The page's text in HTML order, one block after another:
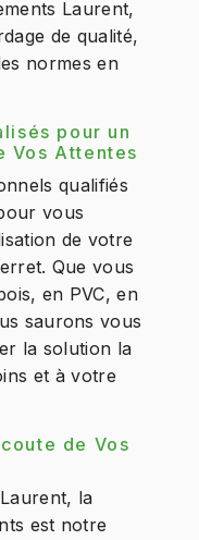
Laurent,
de qualité,
normes en
pour un
Vos Attentes
qualifiés
vous
de votre
Que vous
en PVC, en
saurons vous
la solution la
et à votre
de Vos
la
est notre